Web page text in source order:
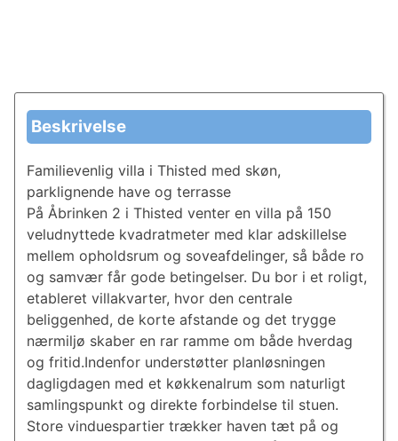
Beskrivelse
Familievenlig villa i Thisted med skøn,
parklignende have og terrasse
På Åbrinken 2 i Thisted venter en villa på 150
veludnyttede kvadratmeter med klar adskillelse
mellem opholdsrum og soveafdelinger, så både ro
og samvær får gode betingelser. Du bor i et roligt,
etableret villakvarter, hvor den centrale
beliggenhed, de korte afstande og det trygge
nærmiljø skaber en rar ramme om både hverdag
og fritid.Indenfor understøtter planløsningen
dagligdagen med et køkkenalrum som naturligt
samlingspunkt og direkte forbindelse til stuen.
Store vinduespartier trækker haven tæt på og